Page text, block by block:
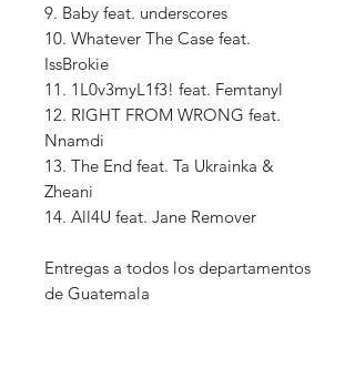
9. Baby feat. underscores
10. Whatever The Case feat.
IssBrokie
11. 1L0v3myL1f3! feat. Femtanyl
12. RIGHT FROM WRONG feat.
Nnamdi
13. The End feat. Ta Ukrainka &
Zheani
14. All4U feat. Jane Remover
Entregas a todos los departamentos
de Guatemala